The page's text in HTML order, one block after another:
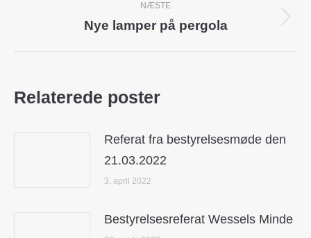
NÆSTE
Next
Nye lamper på pergola
Relaterede poster
Referat fra bestyrelsesmøde den
21.03.2022
3. april 2022
Bestyrelsesreferat Wessels Minde